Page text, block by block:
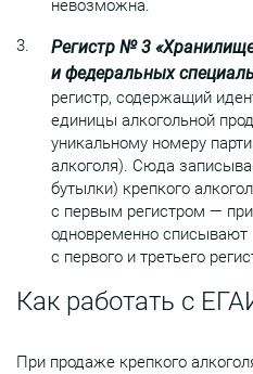
невозможна.
Регистр № 3
и федеральных
регистр, содержащий
единицы алкогольной
уникальному номеру
алкоголя). Сюда
бутылки) крепкого
с первым регистром —
одновременно списывают
с первого и третьего
Как работать с
При продаже крепкого